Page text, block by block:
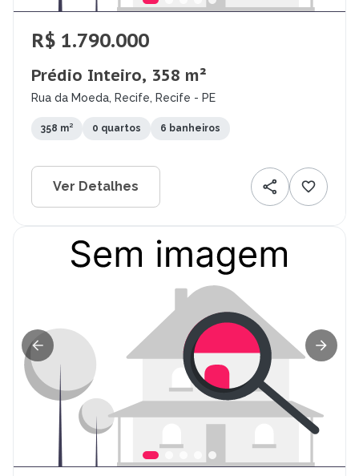
R$ 1.790.000
Prédio Inteiro, 358 m²
Rua da Moeda, Recife, Recife - PE
358 m² 0 quartos 6 banheiros
Ver Detalhes